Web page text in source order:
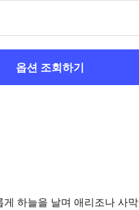
옵션 조회하기
하늘을 날며 애리조나 사